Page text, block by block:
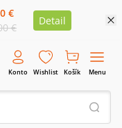
€
€
Detail
Konto Wishlist Košík Menu